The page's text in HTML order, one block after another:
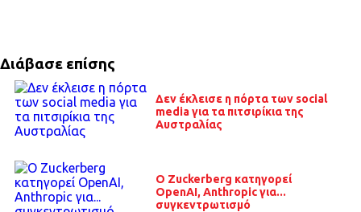
Διάβασε επίσης
Δεν έκλεισε η πόρτα των social
media για τα πιτσιρίκια της
Αυστραλίας
O Zuckerberg κατηγορεί
OpenAI, Anthropic για...
συγκεντρωτισμό